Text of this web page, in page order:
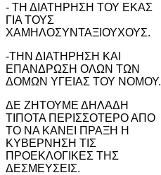
- ΤΗ ΔΙΑΤΗΡΗΣΗ ΤΟΥ ΕΚΑΣ
ΓΙΑ ΤΟΥΣ
ΧΑΜΗΛΟΣΥΝΤΑΞΙΟΥΧΟΥΣ.
-ΤΗΝ ΔΙΑΤΗΡΗΣΗ ΚΑΙ
ΕΠΑΝΔΡΩΣΗ ΟΛΩΝ ΤΩΝ
ΔΟΜΩΝ ΥΓΕΙΑΣ ΤΟΥ ΝΟΜΟΥ.
ΔΕ ΖΗΤΟΥΜΕ ΔΗΛΑΔΗ
ΤΙΠΟΤΑ ΠΕΡΙΣΣΟΤΕΡΟ ΑΠΟ
ΤΟ ΝΑ ΚΑΝΕΙ ΠΡΑΞΗ Η
ΚΥΒΕΡΝΗΣΗ ΤΙΣ
ΠΡΟΕΚΛΟΓΙΚΕΣ ΤΗΣ
ΔΕΣΜΕΥΣΕΙΣ.